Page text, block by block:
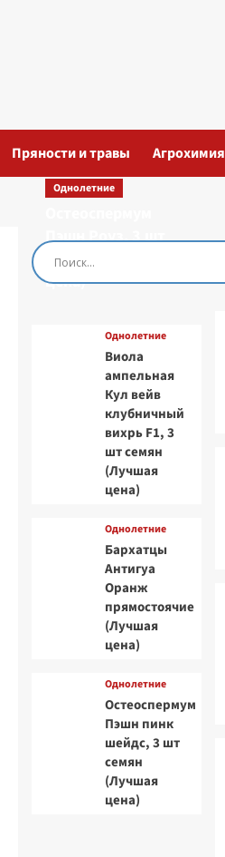
Пряности и травы Агрохимия
Однолетние
Пэшн Роуз, 3 шт
семян (Лучшая
цена)
Однолетние
Виола
ампельная
Кул вейв
клубничный
вихрь F1, 3
шт семян
(Лучшая
цена)
Однолетние
Бархатцы
Антигуа
Оранж
прямостоячие
(Лучшая
цена)
Однолетние
Остеоспермум
Пэшн пинк
шейдс, 3 шт
семян
(Лучшая
цена)